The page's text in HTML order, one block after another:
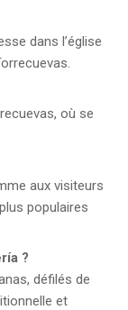
dans l’église
où se
aux visiteurs
populaires
?
défilés de
et